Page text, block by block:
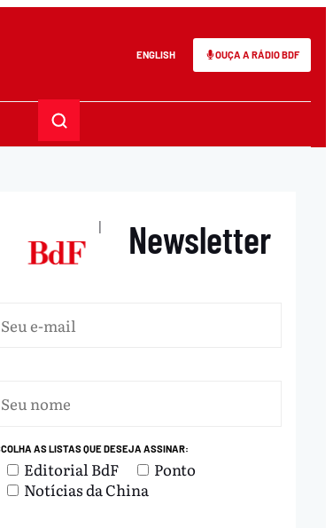
ENGLISH OUÇA A RÁDIO BDF
| Newsletter
AS LISTAS QUE DESEJA ASSINAR:
Editorial BdF
Ponto
Notícias da China